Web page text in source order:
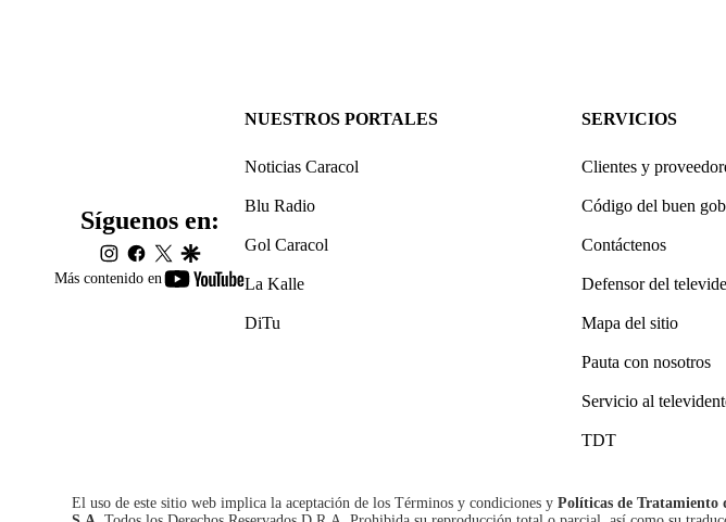
Más contenido en
youtube-
Síguenos en:
instagram
facebook
twittergoogle
NUESTROS PORTALES
Noticias Caracol
Blu Radio
Gol Caracol
La Kalle
DiTu
SERVICIOS
Clientes y
Código del buen
Contáctenos
Defensor del
Mapa del sitio
Pauta con nosotros
Servicio al
TDT
El uso de este sitio web implica la aceptación de los Términos y condiciones y Políticas de Tratamiento